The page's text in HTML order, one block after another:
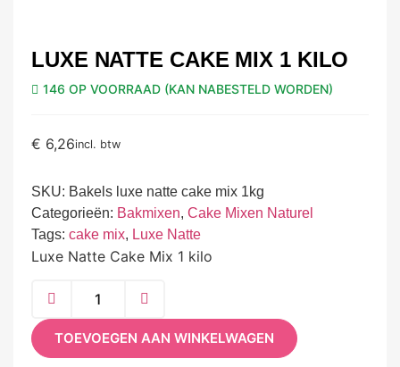
LUXE NATTE CAKE MIX 1 KILO
146 OP VOORRAAD (KAN NABESTELD WORDEN)
€ 6,26incl. btw
SKU: Bakels luxe natte cake mix 1kg
Categorieën: Bakmixen, Cake Mixen Naturel
Tags: cake mix, Luxe Natte
Luxe Natte Cake Mix 1 kilo
TOEVOEGEN AAN WINKELWAGEN